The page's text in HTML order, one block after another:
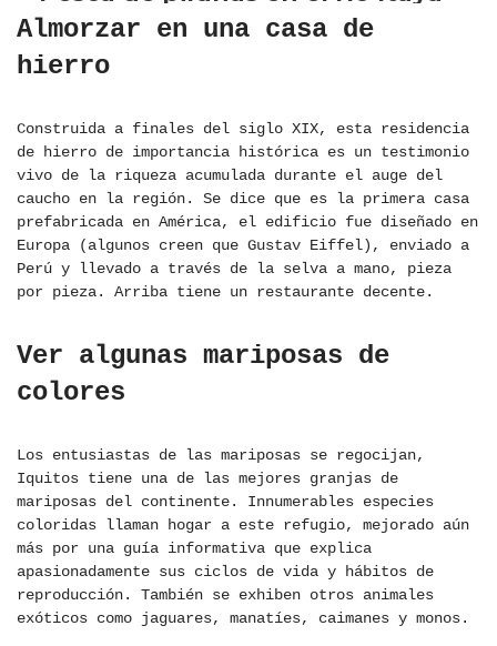
Almorzar en una casa de
hierro
Construida a finales del siglo XIX, esta residencia
de hierro de importancia histórica es un testimonio
vivo de la riqueza acumulada durante el auge del
caucho en la región. Se dice que es la primera casa
prefabricada en América, el edificio fue diseñado en
Europa (algunos creen que Gustav Eiffel), enviado a
Perú y llevado a través de la selva a mano, pieza
por pieza. Arriba tiene un restaurante decente.
Ver algunas mariposas de
colores
Los entusiastas de las mariposas se regocijan,
Iquitos tiene una de las mejores granjas de
mariposas del continente. Innumerables especies
coloridas llaman hogar a este refugio, mejorado aún
más por una guía informativa que explica
apasionadamente sus ciclos de vida y hábitos de
reproducción. También se exhiben otros animales
exóticos como jaguares, manatíes, caimanes y monos.